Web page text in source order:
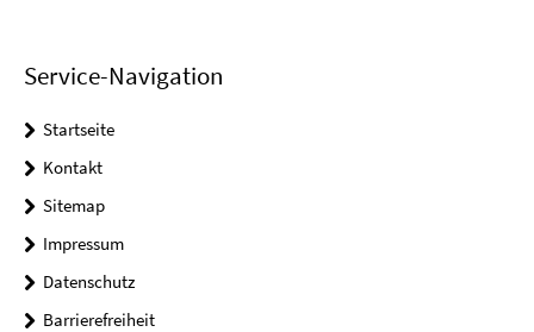
Service-Navigation
Startseite
Kontakt
Sitemap
Impressum
Datenschutz
Barrierefreiheit